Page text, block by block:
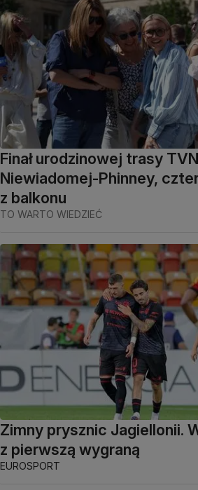
Finał urodzinowej trasy
Niewiadomej-Phinney,
z balkonu
TO WARTO WIEDZIEĆ
Zimny prysznic Jagiellonii.
z pierwszą wygraną
EUROSPORT